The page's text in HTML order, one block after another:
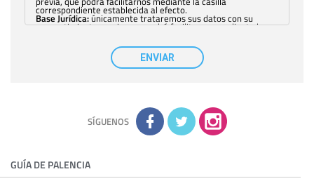
correspondiente establecida al efecto.
Base Jurídica:únicamente trataremos sus datos con su
consentimiento previo, que podrá facilitarnos mediante la
con carácter general, sólo el personal de
nuestra entidad que esté debidamente autorizado podrá
tener conocimiento de la información que le pedimos. No se
comunicarán datos a terceros.
adicional y detallada sobre cómo tratamos sus datos en la
política de privacidad
ENVIAR
SÍGUENOS
GUÍA DE PALENCIA